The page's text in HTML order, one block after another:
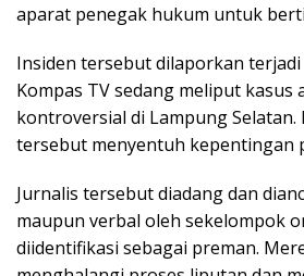
aparat penegak hukum untuk
​Insiden tersebut dilaporkan
Kompas TV sedang meliput kasus
kontroversial di Lampung
tersebut menyentuh kepentingan
Jurnalis tersebut diadang dan
maupun verbal oleh sekelompok
diidentifikasi sebagai preman.